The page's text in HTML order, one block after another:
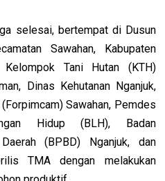
selesai, bertempat di Dusun
Sawahan, Kabupaten
Kelompok Tani Hutan (KTH)
Dinas Kehutanan Nganjuk,
Sawahan, Pemdes
Hidup (BLH), Badan
(BPBD) Nganjuk, dan
TMA dengan melakukan